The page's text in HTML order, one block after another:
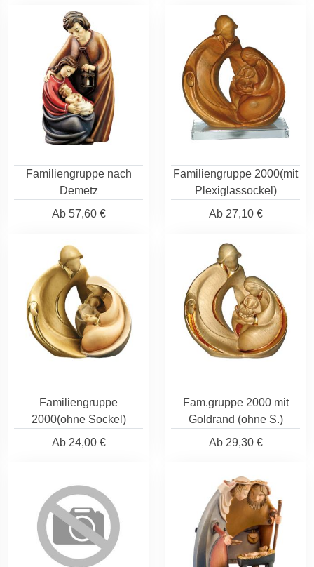
Familiengruppe nach
Demetz
Ab57,60 €
Familiengruppe 2000(mit
Plexiglassockel)
Ab27,10 €
Familiengruppe
2000(ohne Sockel)
Ab24,00 €
Fam.gruppe 2000 mit
Goldrand (ohne S.)
Ab29,30 €